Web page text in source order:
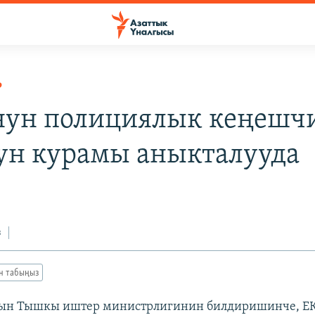
полициялык
курамы аныкталууда
табыңыз
Тышкы иштер министрлигинин билдиришинче,